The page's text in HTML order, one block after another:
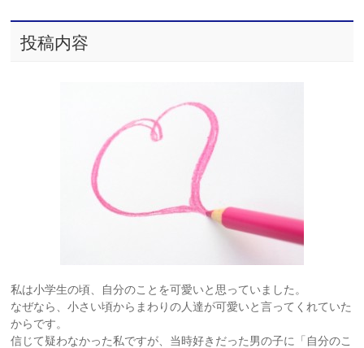
投稿内容
私は小学生の頃、自分のことを可愛いと思っていました。
なぜなら、小さい頃からまわりの人達が可愛いと言ってくれていた
からです。
信じて疑わなかった私ですが、当時好きだった男の子に「自分のこ